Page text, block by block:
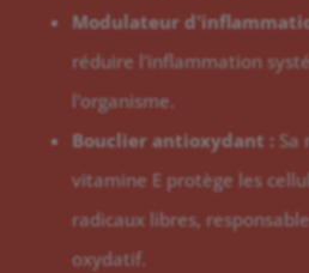
Modulateur
réduire l'inflammation
l'organisme.
Bouclier antioxydant : Sa
vitamine E protège les
radicaux libres,
oxydatif.